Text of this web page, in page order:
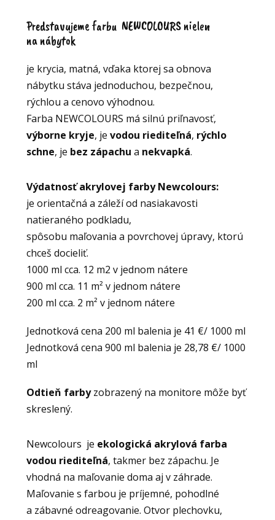
Predstavujeme farbu NEWCOLOURS nielen
na nábytok
je krycia, matná, vďaka ktorej sa obnova
nábytku stáva jednoduchou, bezpečnou,
rýchlou a cenovo výhodnou.
Farba NEWCOLOURS má silnú priľnavosť,
výborne kryje, je vodou riediteľná, rýchlo
schne, je bez zápachu a nekvapká.
Výdatnosť akrylovej farby Newcolours:
je orientačná a záleží od nasiakavosti
natieraného podkladu,
spôsobu maľovania a povrchovej úpravy, ktorú
chceš docieliť.
1000 ml cca. 12 m2 v jednom nátere
900 ml cca. 11 m² v jednom nátere
200 ml cca. 2 m² v jednom nátere
Jednotková cena 200 ml balenia je 41 €/ 1000 ml
Jednotková cena 900 ml balenia je 28,78 €/ 1000
ml
Odtieň farbyzobrazený na monitore môže byť
skreslený.
Newcolours je ekologická akrylová farba
vodou riediteľná, takmer bez zápachu. Je
vhodná na maľovanie doma aj v záhrade.
Maľovanie s farbou je príjemné, pohodlné
a zábavné odreagovanie. Otvor plechovku,